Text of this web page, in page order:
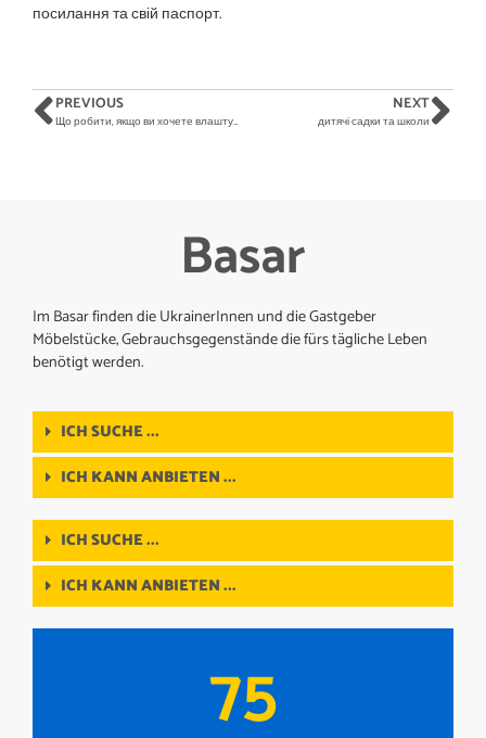
посилання та свій паспорт.
PREVIOUS
Що робити, якщо ви хочете влаштуватися на роботу?
NEXT
дитячі садки та школи
Basar
Im Basar finden die UkrainerInnen und die Gastgeber
Möbelstücke, Gebrauchsgegenstände die fürs tägliche Leben
benötigt werden.
ICH SUCHE ...
ICH KANN ANBIETEN ...
ICH SUCHE ...
ICH KANN ANBIETEN ...
75